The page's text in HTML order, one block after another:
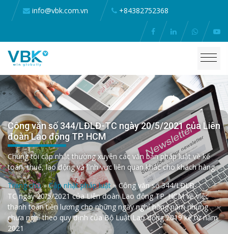
info@vbk.com.vn +84382752368
Công văn số 344/LĐLĐ-TC ngày 20/5/2021 của Liên
đoàn Lao động TP. HCM
Chúng tôi cập nhật thường xuyên các văn bản pháp luật về kế
toán, thuế, lao động và lĩnh vực liên quan khác cho khách hàng.
Trang chủ»Cập nhật pháp luật »Công văn số 344/LĐLĐ-
TC ngày 20/5/2021 của Liên đoàn Lao động TP. HCM về việc
thanh toán tiền lương cho những ngày nghỉ hằng năm nhưng
chưa nghỉ theo quy định của Bộ Luật Lao động 2019 kể từ năm
2021